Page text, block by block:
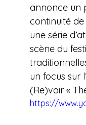
annonce un
continuité
une série
scène du
un focus sur
(Re)voir «
https://